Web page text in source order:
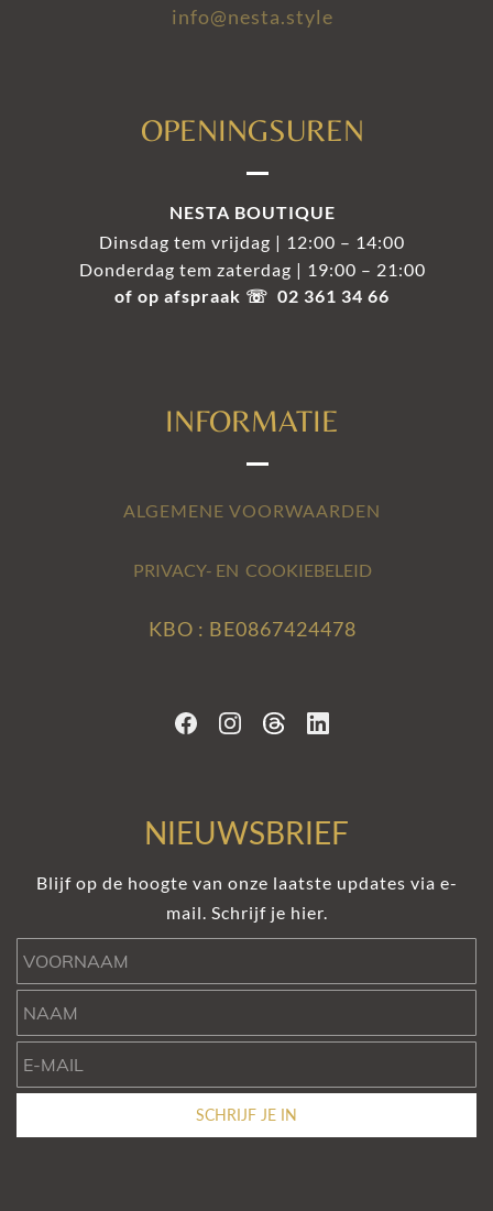
info@nesta.style
OPENINGSUREN
NESTA BOUTIQUE
Dinsdag tem vrijdag | 12:00 – 14:00
Donderdag tem zaterdag | 19:00 – 21:00
of op afspraak ☏ 02 361 34 66
INFORMATIE
ALGEMENE VOORWAARDEN
PRIVACY- EN COOKIEBELEID
KBO : BE0867424478
NIEUWSBRIEF
Blijf op de hoogte van onze laatste updates via e-
mail. Schrijf je hier.
SCHRIJF JE IN